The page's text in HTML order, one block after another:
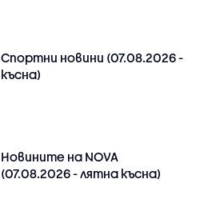
Спортни новини (07.08.2026 -
късна)
Новините на NOVA
(07.08.2026 - лятна късна)